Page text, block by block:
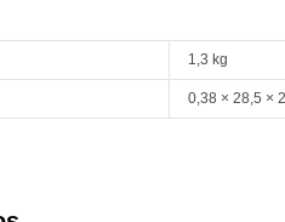
1,3 kg
0,38 × 28,5 ×